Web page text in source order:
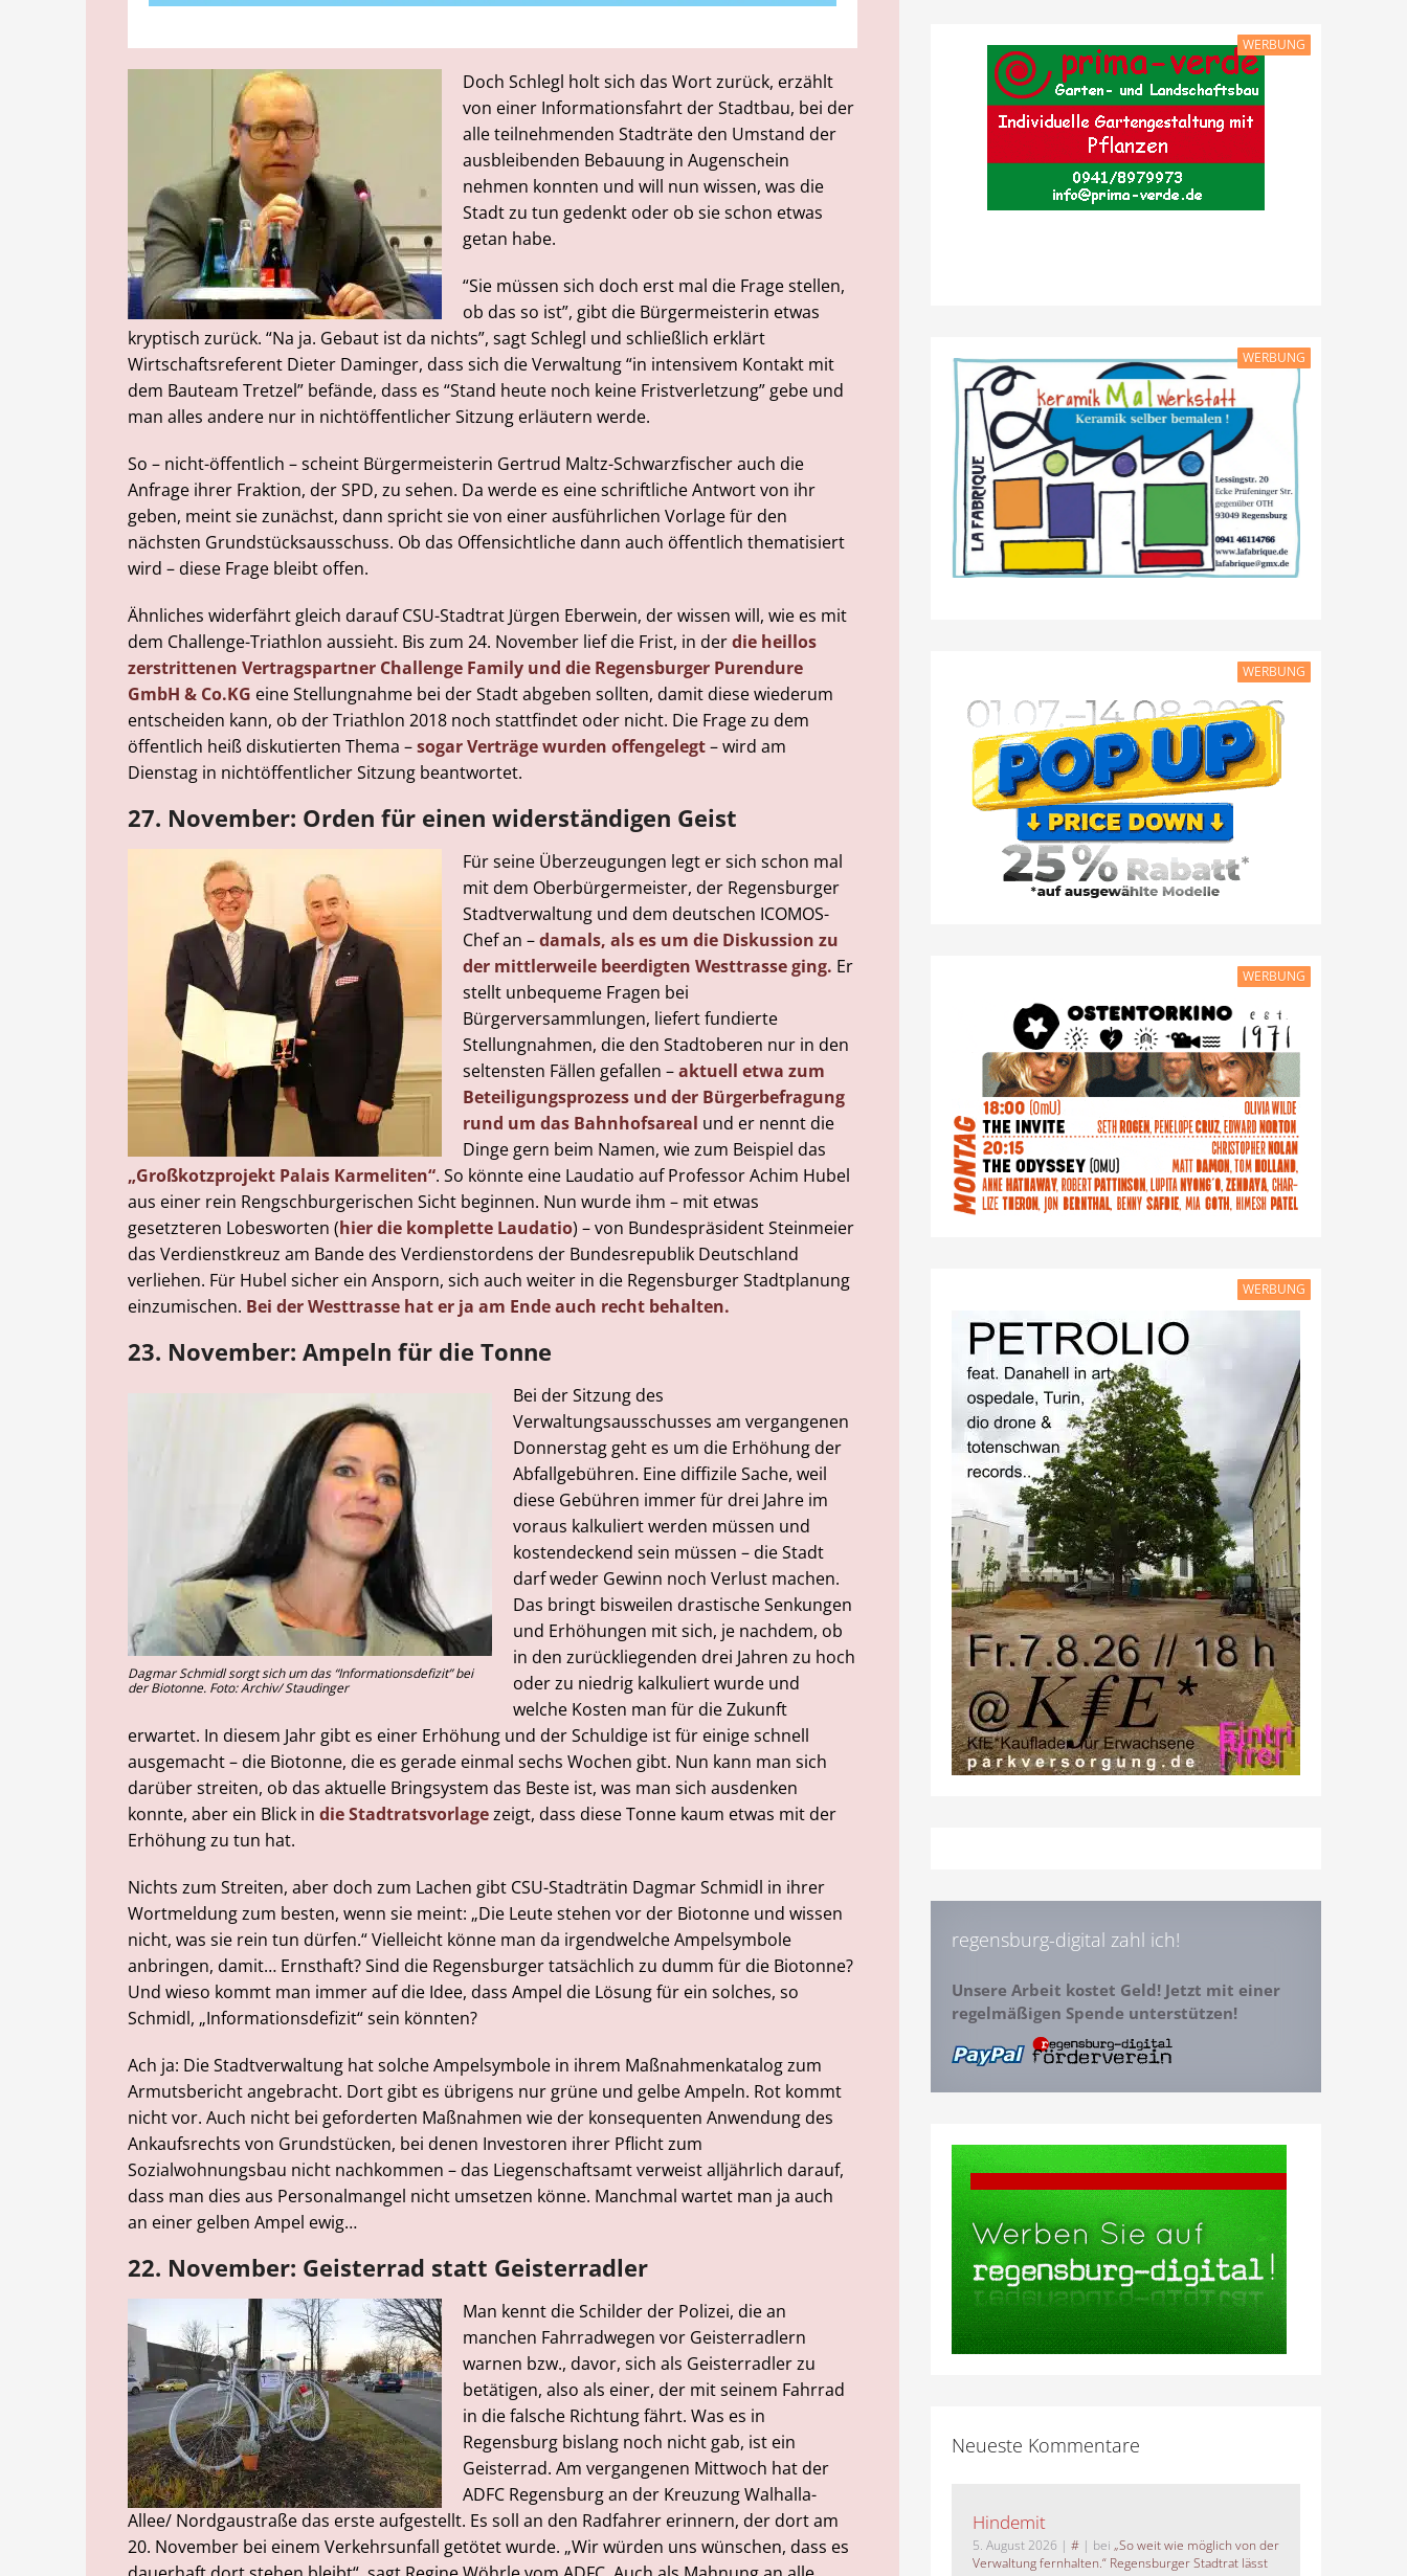
Doch Schlegl holt sich das Wort zurück, erzählt
von einer Informationsfahrt der Stadtbau, bei der
alle teilnehmenden Stadträte den Umstand der
ausbleibenden Bebauung in Augenschein
nehmen konnten und will nun wissen, was die
Stadt zu tun gedenkt oder ob sie schon etwas
getan habe.
“Sie müssen sich doch erst mal die Frage stellen,
ob das so ist”, gibt die Bürgermeisterin etwas
kryptisch zurück. “Na ja. Gebaut ist da nichts”, sagt Schlegl und schließlich erklärt
Wirtschaftsreferent Dieter Daminger, dass sich die Verwaltung “in intensivem Kontakt mit
dem Bauteam Tretzel” befände, dass es “Stand heute noch keine Fristverletzung” gebe und
man alles andere nur in nichtöffentlicher Sitzung erläutern werde.
So – nicht-öffentlich – scheint Bürgermeisterin Gertrud Maltz-Schwarzfischer auch die
Anfrage ihrer Fraktion, der SPD, zu sehen. Da werde es eine schriftliche Antwort von ihr
geben, meint sie zunächst, dann spricht sie von einer ausführlichen Vorlage für den
nächsten Grundstücksausschuss. Ob das Offensichtliche dann auch öffentlich thematisiert
wird – diese Frage bleibt offen.
Ähnliches widerfährt gleich darauf CSU-Stadtrat Jürgen Eberwein, der wissen will, wie es mit
dem Challenge-Triathlon aussieht. Bis zum 24. November lief die Frist, in derdie heillos
zerstrittenen Vertragspartner Challenge Family und die Regensburger Purendure
GmbH & Co.KG eine Stellungnahme bei der Stadt abgeben sollten, damit diese wiederum
entscheiden kann, ob der Triathlon 2018 noch stattfindet oder nicht. Die Frage zu dem
öffentlich heiß diskutierten Thema –sogar Verträge wurden offengelegt– wird am
Dienstag in nichtöffentlicher Sitzung beantwortet.
27. November: Orden für einen widerständigen Geist
Für seine Überzeugungen legt er sich schon mal
mit dem Oberbürgermeister, der Regensburger
Stadtverwaltung und dem deutschen ICOMOS-
Chef an –damals, als es um die Diskussion zu
der mittlerweile beerdigten Westtrasse ging. Er
stellt unbequeme Fragen bei
Bürgerversammlungen, liefert fundierte
Stellungnahmen, die den Stadtoberen nur in den
seltensten Fällen gefallen –aktuell etwa zum
Beteiligungsprozess und der Bürgerbefragung
rund um das Bahnhofsareal und er nennt die
Dinge gern beim Namen, wie zum Beispiel das
„Großkotzprojekt Palais Karmeliten“. So könnte eine Laudatio auf Professor Achim Hubel
aus einer rein Rengschburgerischen Sicht beginnen. Nun wurde ihm – mit etwas
gesetzteren Lobesworten (hier die komplette Laudatio) – von Bundespräsident Steinmeier
das Verdienstkreuz am Bande des Verdienstordens der Bundesrepublik Deutschland
verliehen. Für Hubel sicher ein Ansporn, sich auch weiter in die Regensburger Stadtplanung
einzumischen. Bei der Westtrasse hat er ja am Ende auch recht behalten.
23. November: Ampeln für die Tonne
Dagmar Schmidl sorgt sich um das “Informationsdefizit” bei
der Biotonne. Foto: Archiv/ Staudinger
Bei der Sitzung des
Verwaltungsausschusses am vergangenen
Donnerstag geht es um die Erhöhung der
Abfallgebühren. Eine diffizile Sache, weil
diese Gebühren immer für drei Jahre im
voraus kalkuliert werden müssen und
kostendeckend sein müssen – die Stadt
darf weder Gewinn noch Verlust machen.
Das bringt bisweilen drastische Senkungen
und Erhöhungen mit sich, je nachdem, ob
in den zurückliegenden drei Jahren zu hoch
oder zu niedrig kalkuliert wurde und
welche Kosten man für die Zukunft
erwartet. In diesem Jahr gibt es einer Erhöhung und der Schuldige ist für einige schnell
ausgemacht – die Biotonne, die es gerade einmal sechs Wochen gibt. Nun kann man sich
darüber streiten, ob das aktuelle Bringsystem das Beste ist, was man sich ausdenken
konnte, aber ein Blick in die Stadtratsvorlagezeigt, dass diese Tonne kaum etwas mit der
Erhöhung zu tun hat.
Nichts zum Streiten, aber doch zum Lachen gibt CSU-Stadträtin Dagmar Schmidl in ihrer
Wortmeldung zum besten, wenn sie meint: „Die Leute stehen vor der Biotonne und wissen
nicht, was sie rein tun dürfen.“ Vielleicht könne man da irgendwelche Ampelsymbole
anbringen, damit… Ernsthaft? Sind die Regensburger tatsächlich zu dumm für die Biotonne?
Und wieso kommt man immer auf die Idee, dass Ampel die Lösung für ein solches, so
Schmidl, „Informationsdefizit“ sein könnten?
Ach ja: Die Stadtverwaltung hat solche Ampelsymbole in ihrem Maßnahmenkatalog zum
Armutsbericht angebracht. Dort gibt es übrigens nur grüne und gelbe Ampeln. Rot kommt
nicht vor. Auch nicht bei geforderten Maßnahmen wie der konsequenten Anwendung des
Ankaufsrechts von Grundstücken, bei denen Investoren ihrer Pflicht zum
Sozialwohnungsbau nicht nachkommen – das Liegenschaftsamt verweist alljährlich darauf,
dass man dies aus Personalmangel nicht umsetzen könne. Manchmal wartet man ja auch
an einer gelben Ampel ewig…
22. November: Geisterrad statt Geisterradler
Man kennt die Schilder der Polizei, die an
manchen Fahrradwegen vor Geisterradlern
warnen bzw., davor, sich als Geisterradler zu
betätigen, also als einer, der mit seinem Fahrrad
in die falsche Richtung fährt. Was es in
Regensburg bislang noch nicht gab, ist ein
Geisterrad. Am vergangenen Mittwoch hat der
ADFC Regensburg an der Kreuzung Walhalla-
Allee/ Nordgaustraße das erste aufgestellt. Es soll an den Radfahrer erinnern, der dort am
20. November bei einem Verkehrsunfall getötet wurde. „Wir würden uns wünschen, dass es
WERBUNG
WERBUNG
WERBUNG
WERBUNG
WERBUNG
regensburg-digital zahl ich!
Unsere Arbeit kostet Geld! Jetzt mit einer
regelmäßigen Spende unterstützen!
Neueste Kommentare
Hindemit
5. August 2026 | #| bei „So weit wie möglich von der
Verwaltung fernhalten.“ Regensburger Stadtrat lässt